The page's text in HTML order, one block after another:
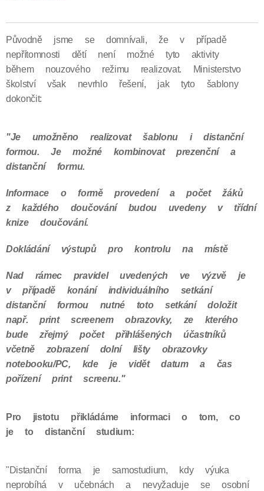
Původně jsme se domnívali, že v případě
nepřítomnosti dětí není možné tyto aktivity
během nouzového režimu realizovat. Ministerstvo
školství však nevrhlo řešení, jak tyto šablony
dokončit:
"Je umožněno realizovat šablonu i distanční
formou. Je možné kombinovat prezenční a
distanční formu.
Informace o formě provedení a počet žáků
z každého doučování budou uvedeny v třídní
knize doučování.
Dokládání výstupů pro kontrolu na místě
Nad rámec pravidel uvedených ve výzvě je
v případě konání individuálního setkání
distanční formou nutné toto setkání doložit
např. print screenem obrazovky, ze kterého
bude zřejmý počet přihlášených účastníků
včetně zobrazení dolní lišty obrazovky
notebooku/PC, kde je vidět datum a čas
pořízení print screenu."
Pro jistotu přikládáme informaci o tom, co
je to distanční studium:
"Distanční forma je samostudium, kdy výuka
neprobíhá v učebnách a nevyžaduje se osobní